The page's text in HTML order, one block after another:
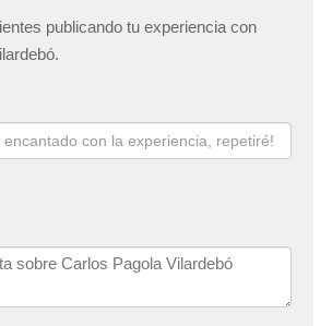
publicando tu experiencia con